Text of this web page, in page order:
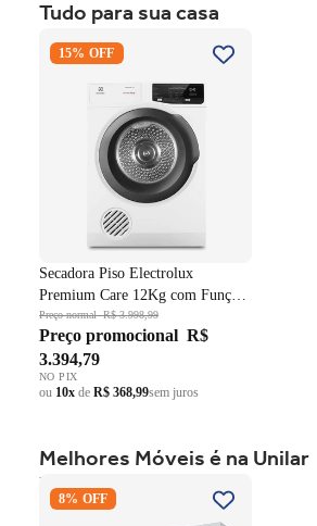
ou10xdeR$ 999,59 sem juros
Tudo para sua casa
Premium Care 12Kg com
Branco 220V
15% OFF
Secadora Piso Electrolux
Premium Care 12Kg com Função
AutoSense SFP12 Branco 220V
Preço normalR$ 3.998,99
Preço promocional R$
3.394,79
NO PIX
ou 10x de R$ 368,99sem juros
Melhores Móveis é na Unilar
Roupeiro Americano Henn
262cm 6 Portas 4 Gavetas
8% OFF